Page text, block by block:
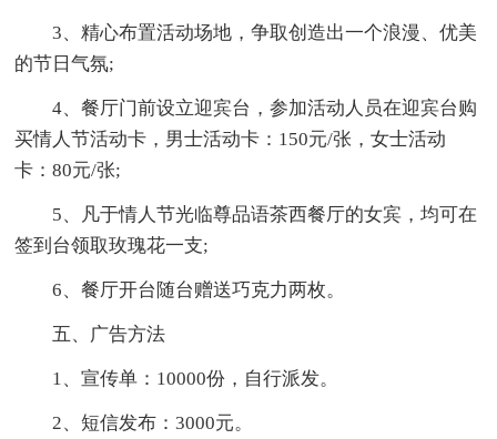
3、精心布置活动场地，争取创造出一个浪漫、优美
的节日气氛;
4、餐厅门前设立迎宾台，参加活动人员在迎宾台购
买情人节活动卡，男士活动卡：150元/张，女士活动
卡：80元/张;
5、凡于情人节光临尊品语茶西餐厅的女宾，均可在
签到台领取玫瑰花一支;
6、餐厅开台随台赠送巧克力两枚。
五、广告方法
1、宣传单：10000份，自行派发。
2、短信发布：3000元。